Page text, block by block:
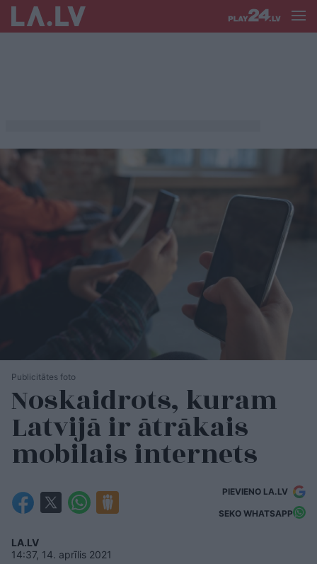
Publicitātes foto
Noskaidrots, kuram
Latvijā ir ātrākais
mobilais internets
PIEVIENO LA.LV
SEKO WHATSAPP
LA.LV
14:37, 14. aprīlis 2021